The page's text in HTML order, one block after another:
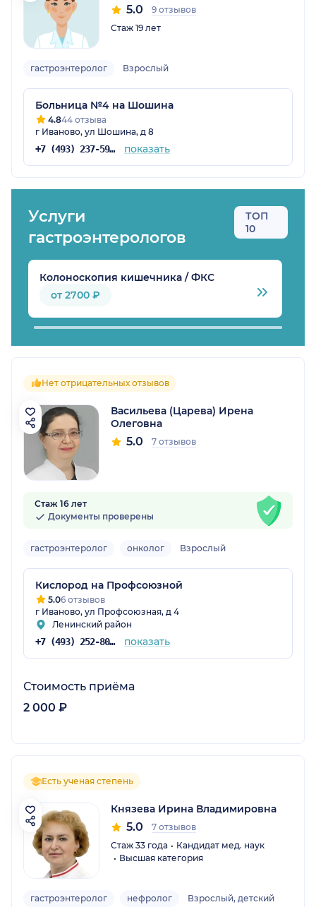
5.0
9 отзывов
Стаж 19 лет
гастроэнтеролог Взрослый
Больница №4 на Шошина
4.844 отзыва
г Иваново, ул Шошина, д 8
+7 (493) 237-59-41 показать
Услуги
гастроэнтерологов
ТОП
10
Колоноскопия кишечника / ФКС
от 2700 ₽
Нет отрицательных отзывов
Васильева (Царева) Ирена
Олеговна
5.0 7 отзывов
Стаж 16 лет
Документы проверены
гастроэнтеролог онколог Взрослый
Кислород на Профсоюзной
5.06 отзывов
г Иваново, ул Профсоюзная, д 4
Ленинский район
+7 (493) 252-80-00 показать
Стоимость приёма
2 000 ₽
Есть ученая степень
Князева Ирина Владимировна
5.0
7 отзывов
Стаж 33 года
Кандидат мед. наук
Высшая категория
гастроэнтеролог нефролог Взрослый, детский